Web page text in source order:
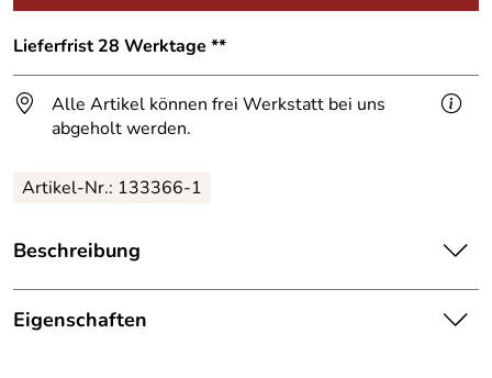
Lieferfrist 28 Werktage **
Alle Artikel können frei Werkstatt bei uns
abgeholt werden.
Artikel-Nr.: 133366-1
Beschreibung
Stele mit Text und Hausnummer,
aus 3 mm gelaserten Edelstahl,
Eigenschaften